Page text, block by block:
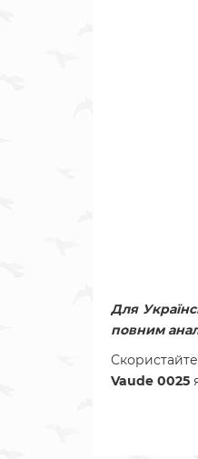
Для
повним
Vaude 0025